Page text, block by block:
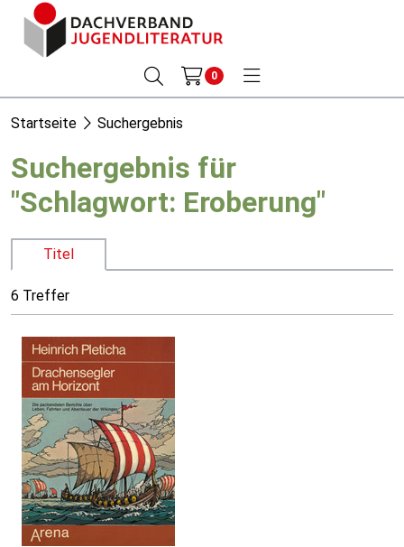
0
Startseite Suchergebnis
Suchergebnis für
"Schlagwort: Eroberung"
Titel
6 Treffer